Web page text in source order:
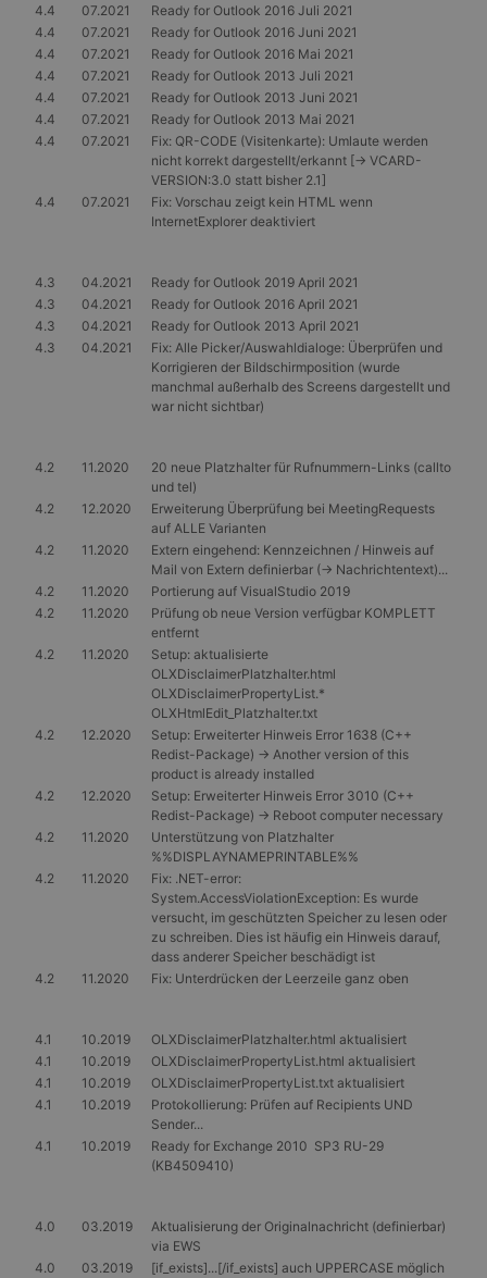
4.4
07.2021
Ready for Outlook 2016 Juli 2021
4.4
07.2021
Ready for Outlook 2016 Juni 2021
4.4
07.2021
Ready for Outlook 2016 Mai 2021
4.4
07.2021
Ready for Outlook 2013 Juli 2021
4.4
07.2021
Ready for Outlook 2013 Juni 2021
4.4
07.2021
Ready for Outlook 2013 Mai 2021
4.4
07.2021
Fix: QR-CODE (Visitenkarte): Umlaute werden
nicht korrekt dargestellt/erkannt [-> VCARD-
VERSION:3.0 statt bisher 2.1]
4.4
07.2021
Fix: Vorschau zeigt kein HTML wenn
InternetExplorer deaktiviert
4.3 04.2021
Ready for Outlook 2019 April 2021
4.3
04.2021
Ready for Outlook 2016 April 2021
4.3
04.2021
Ready for Outlook 2013 April 2021
4.3
04.2021
Fix: Alle Picker/Auswahldialoge: Überprüfen und
Korrigieren der Bildschirmposition (wurde
manchmal außerhalb des Screens dargestellt und
war nicht sichtbar)
4.2 11.2020
20 neue Platzhalter für Rufnummern-Links (callto
und tel)
4.2
12.2020
Erweiterung Überprüfung bei MeetingRequests
auf ALLE Varianten
4.2
11.2020
Extern eingehend: Kennzeichnen / Hinweis auf
Mail von Extern definierbar (-> Nachrichtentext)...
4.2
11.2020
Portierung auf VisualStudio 2019
4.2
11.2020
Prüfung ob neue Version verfügbar KOMPLETT
entfernt
4.2
11.2020
Setup: aktualisierte
OLXDisclaimerPlatzhalter.html
OLXDisclaimerPropertyList.*
OLXHtmlEdit_Platzhalter.txt
4.2
12.2020
Setup: Erweiterter Hinweis Error 1638 (C++
Redist-Package) -> Another version of this
product is already installed
4.2
12.2020
Setup: Erweiterter Hinweis Error 3010 (C++
Redist-Package) -> Reboot computer necessary
4.2
11.2020
Unterstützung von Platzhalter
%%DISPLAYNAMEPRINTABLE%%
4.2
11.2020
Fix: .NET-error:
System.AccessViolationException: Es wurde
versucht, im geschützten Speicher zu lesen oder
zu schreiben. Dies ist häufig ein Hinweis darauf,
dass anderer Speicher beschädigt ist
4.2
11.2020 Fix: Unterdrücken der Leerzeile ganz oben
4.1 10.2019
OLXDisclaimerPlatzhalter.html aktualisiert
4.1
10.2019
OLXDisclaimerPropertyList.html aktualisiert
4.1
10.2019
OLXDisclaimerPropertyList.txt aktualisiert
4.1
10.2019
Protokollierung: Prüfen auf Recipients UND
Sender...
4.1
10.2019
Ready for Exchange 2010 SP3 RU-29
(KB4509410)
4.0 03.2019
Aktualisierung der Originalnachricht (definierbar)
via EWS
4.0
03.2019
[if_exists]...[/if_exists] auch UPPERCASE möglich